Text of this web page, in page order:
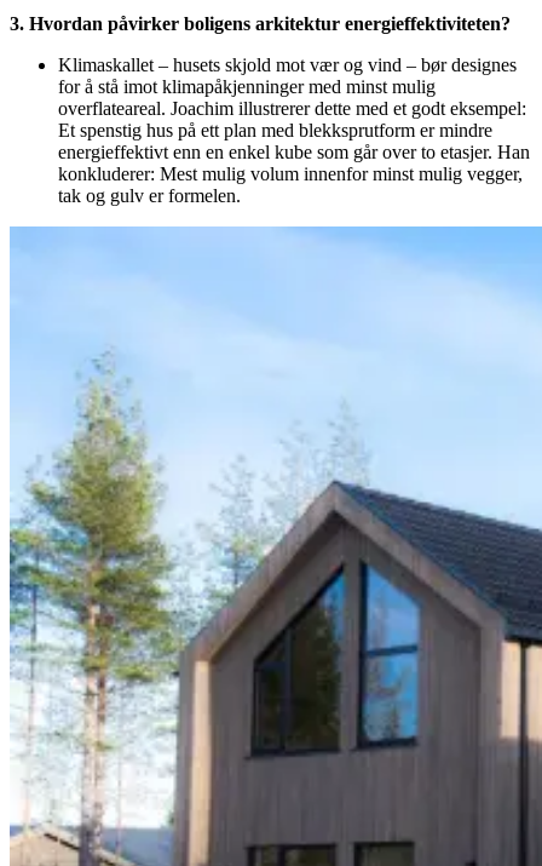
3. Hvordan påvirker boligens arkitektur energieffektiviteten?
Klimaskallet – husets skjold mot vær og vind – bør designes
for å stå imot klimapåkjenninger med minst mulig
overflateareal. Joachim illustrerer dette med et godt eksempel:
Et spenstig hus på ett plan med blekksprutform er mindre
energieffektivt enn en enkel kube som går over to etasjer. Han
konkluderer: Mest mulig volum innenfor minst mulig vegger,
tak og gulv er formelen.